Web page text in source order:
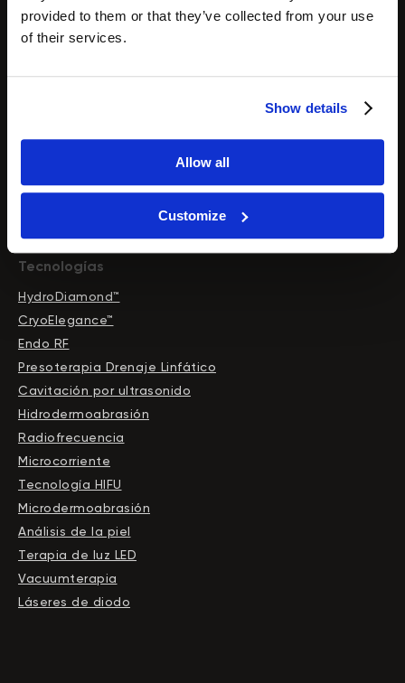
provided to them or that they’ve collected from your use
of their services.
Show details
Allow all
Customize
Tecnologías
HydroDiamond™
CryoElegance™
Endo RF
Presoterapia Drenaje Linfático
Cavitación por ultrasonido
Hidrodermoabrasión
Radiofrecuencia
Microcorriente
Tecnología HIFU
Microdermoabrasión
Análisis de la piel
Terapia de luz LED
Vacuumterapia
Láseres de diodo